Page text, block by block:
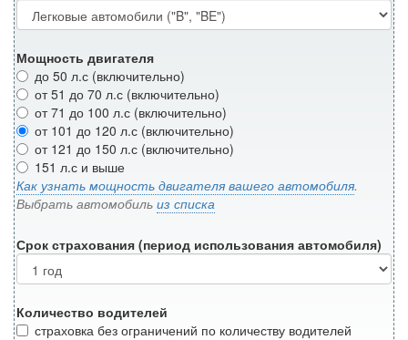
Мощность двигателя
до 50 л.с (включительно)
от 51 до 70 л.с (включительно)
от 71 до 100 л.с (включительно)
от 101 до 120 л.с (включительно)
от 121 до 150 л.с (включительно)
151 л.с и выше
Как узнать мощность двигателя вашего автомобиля.
Выбрать автомобиль из списка
Срок страхования (период использования автомобиля)
Количество водителей
страховка без ограничений по количеству водителей